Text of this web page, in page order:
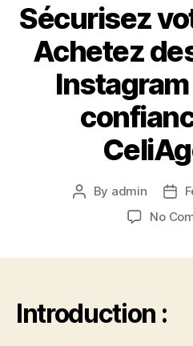
Sécurisez
Achetez
Post
By admin
date
No
Introduction :